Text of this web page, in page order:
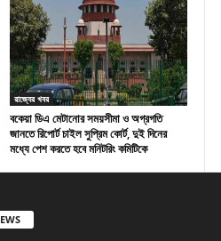
রাজ্যের খবর
বকেয়া ডিএ মেটানোর সময়সীমা ও অগ্রগতি
জানতে রিপোর্ট চাইল সুপ্রিম কোর্ট, দুই দিনের
মধ্যে পেশ করতে হবে মনিটরিং কমিটিকে